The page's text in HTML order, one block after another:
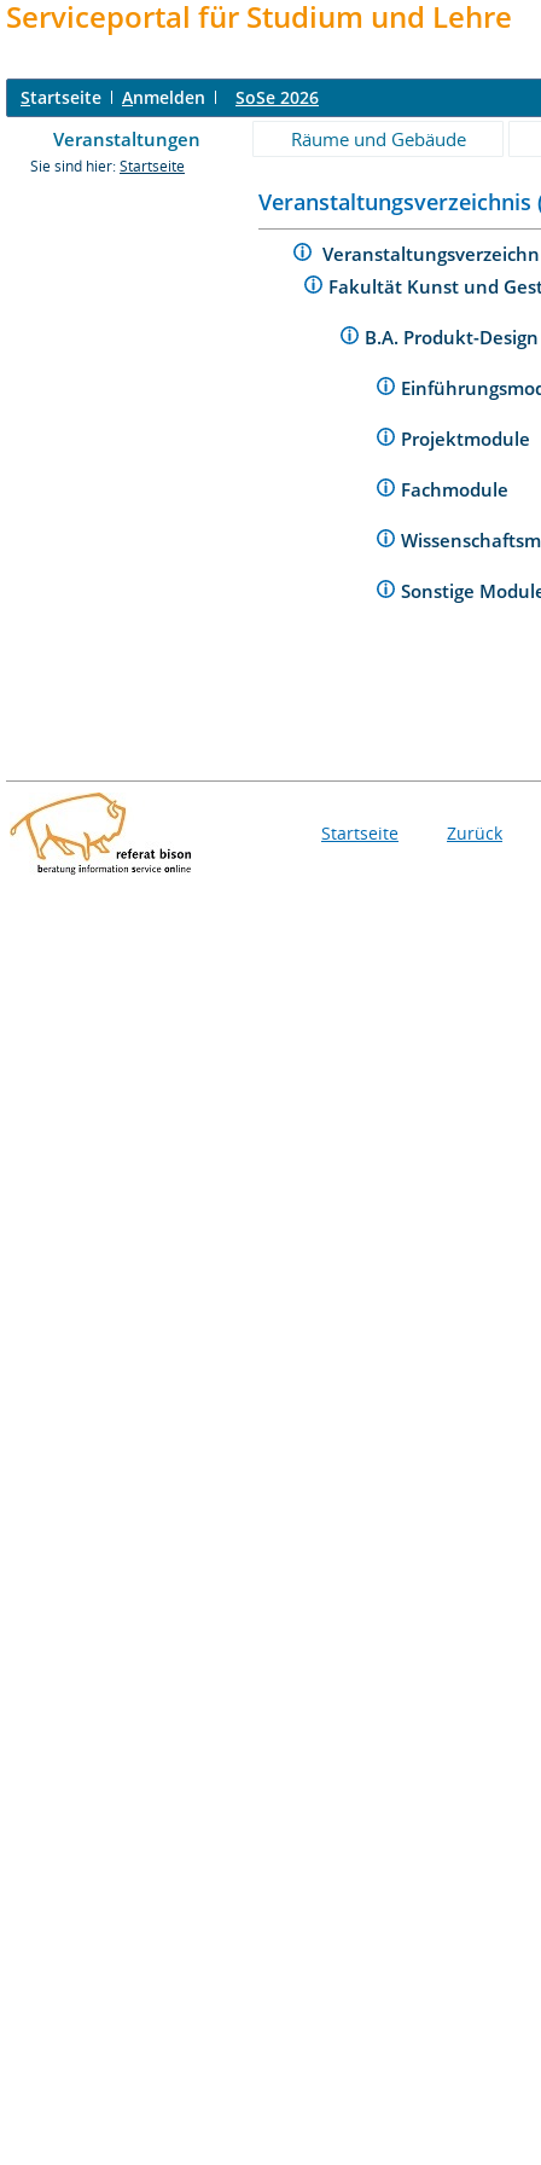
Serviceportal für Studium und Lehre
Startseite Anmelden SoSe 2026
Veranstaltungen Räume und Gebäude
Sie sind hier: Startseite
Veranstaltungsverzeichnis
Fakultät Kunst und
B.A. Produkt-
Projektmodule
Fachmodule
Sonstige
Startseite Zurück